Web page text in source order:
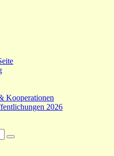
Kooperationen
2026